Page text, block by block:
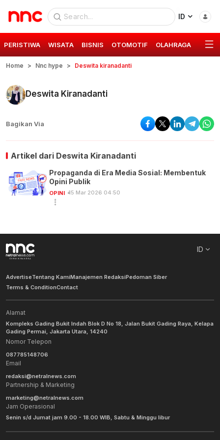
ID
PERISTIWA WISATA BISNIS OTOMOTIF OLAHRAGA GAYA
Home Nnc hype Deswita kiranadanti
Deswita Kiranadanti
Bagikan Via
Artikel dari Deswita Kiranadanti
Propaganda di Era Media Sosial: Membentuk
Opini Publik
OPINI 15 Mar 2026 04:50
ID
AdvertiseTentang KamiManajemen RedaksiPedoman Siber
Terms & ConditionContact
Alamat
Kompleks Gading Bukit Indah Blok D No 18, Jalan Bukit Gading Raya, Kelapa
Gading Permai, Jakarta Utara, 14240
Nomor Telepon
087785148706
Email
redaksi@netralnews.com
Partnership & Marketing
marketing@netralnews.com
Jam Operasional
Senin s/d Jumat jam 9.00 - 18.00 WIB, Sabtu & Minggu libur